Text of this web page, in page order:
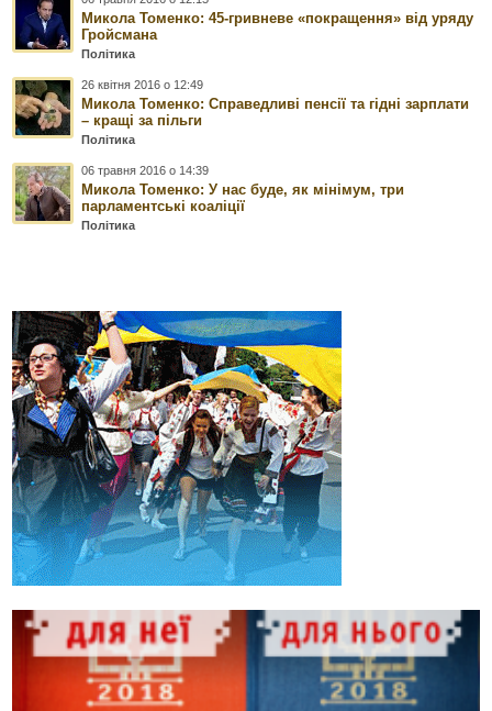
Микола Томенко: 45-гривневе «покращення» від уряду
Гройсмана
Політика
26 квітня 2016 о 12:49
Микола Томенко: Справедливі пенсії та гідні зарплати
– кращі за пільги
Політика
06 травня 2016 о 14:39
Микола Томенко: У нас буде, як мінімум, три
парламентські коаліції
Політика